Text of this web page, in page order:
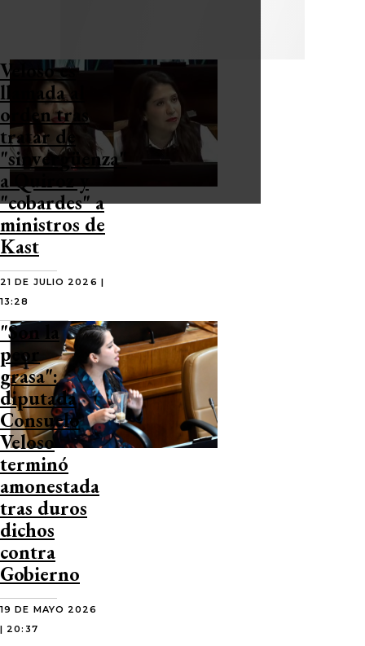
Veloso es
llamada al
orden tras
tratar de
"sinvergüenza"
a Quiroz y
"cobardes" a
ministros de
Kast
21 DE JULIO 2026 |
13:28
"Son la
peor
grasa":
diputada
Consuelo
Veloso
terminó
amonestada
tras duros
dichos
contra
Gobierno
19 DE MAYO 2026
| 20:37